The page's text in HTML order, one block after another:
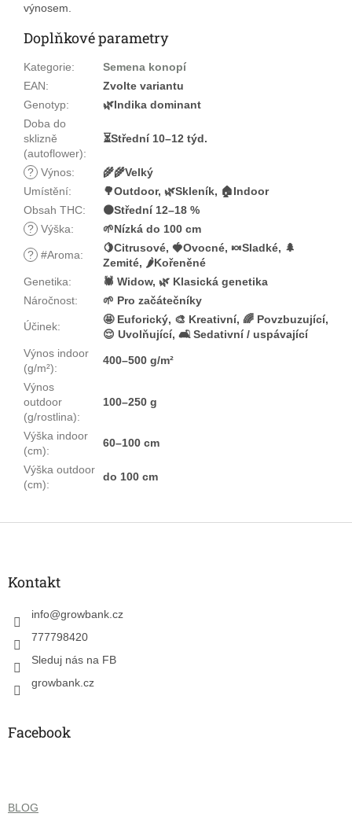
výnosem.
Doplňkové parametry
Kategorie:
Semena konopí
EAN:
Zvolte variantu
Genotyp:
🌿Indika dominant
Doba do
sklizně
(autoflower):
⏳Střední 10–12 týd.
? Výnos:
🌾🌾Velký
Umístění:
🌳Outdoor, 🌿Skleník, 🏠Indoor
Obsah THC:
🟠Střední 12–18 %
? Výška: 🌱Nízká do 100 cm
? #Aroma:
🍋Citrusové, 🍓Ovocné, 🍬Sladké, 🌲
Zemité, 🌶️Kořeněné
Genetika:
🕷️ Widow, 🌿 Klasická genetika
Náročnost: 🌱 Pro začátečníky
Účinek:
🤩 Euforický, 🎨 Kreativní, 🌈 Povzbuzující,
😌 Uvolňující, 🛋️ Sedativní / uspávající
Výnos indoor
(g/m²):
400–500 g/m²
Výnos
outdoor
(g/rostlina):
100–250 g
Výška indoor
(cm):
60–100 cm
Výška outdoor
(cm):
do 100 cm
Z
Kontakt
info@growbank.cz
777798420
Sleduj nás na FB
growbank.cz
Facebook
BLOG